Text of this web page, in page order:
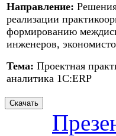
Направление:
реализации
формированию
инженеров,
Тема: Проектная
аналитика 1С:ERP